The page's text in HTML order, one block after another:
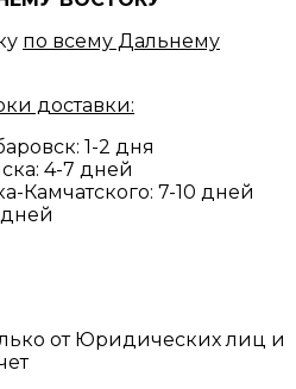
по всему Дальнему
доставки:
1-2 дня
4-7 дней
Камчатского: 7-10 дней
от Юридических лиц и